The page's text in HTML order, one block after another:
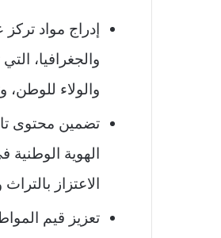
إدراج مواد تركز
والجغرافيا،
والولاء للوطن،
تضمين محتوى
الهوية
الاعتزاز
تعزيز قيم